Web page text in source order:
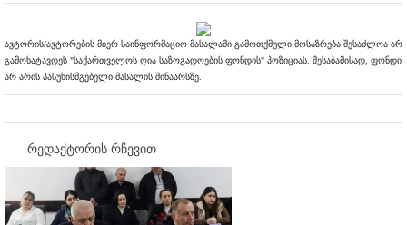
ავტორის/ავტორების მიერ საინფორმაციო მასალაში გამოთქმული მოსაზრება შესაძლოა არ
გამოხატავდეს "საქართველოს ღია საზოგადოების ფონდის" პოზიციას. შესაბამისად, ფონდი
არ არის პასუხისმგებელი მასალის შინაარსზე.
რედაქტორის რჩევით